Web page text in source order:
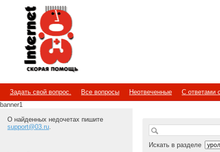
Internet
Скорая помощь
Задать свой вопрос. Все вопросы Неотвеченные
С ответами
banner1
О найденных недочетах пишите
support@03.ru.
Искать в разделе